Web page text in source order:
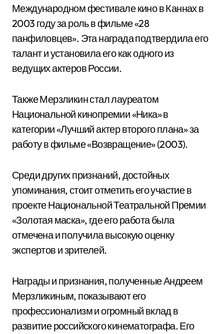
Международном фестивале кино в Каннах в
2003 году за роль в фильме «28
панфиловцев». Эта награда подтвердила его
талант и установила его как одного из
ведущих актеров России.
Также Мерзликин стал лауреатом
Национальной кинопремии «Ника» в
категории «Лучший актер второго плана» за
работу в фильме «Возвращение» (2003).
Среди других признаний, достойных
упоминания, стоит отметить его участие в
проекте Национальной Театральной Премии
«Золотая маска», где его работа была
отмечена и получила высокую оценку
экспертов и зрителей.
Награды и признания, полученные Андреем
Мерзликиным, показывают его
профессионализм и огромный вклад в
развитие российского кинематографа. Его